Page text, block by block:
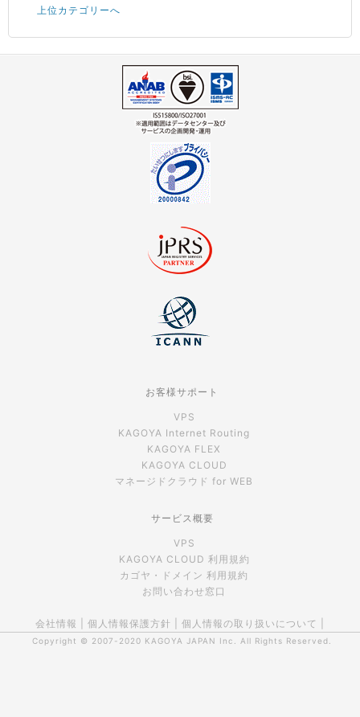
上位カテゴリーへ
お客様サポート
VPS
KAGOYA Internet Routing
KAGOYA FLEX
KAGOYA CLOUD
マネージドクラウド for WEB
サービス概要
VPS
KAGOYA CLOUD 利用規約
カゴヤ・ドメイン 利用規約
お問い合わせ窓口
会社情報 個人情報保護方針 個人情報の取り扱いについて
Copyright © 2007-2020 KAGOYA JAPAN Inc. All Rights Reserved.